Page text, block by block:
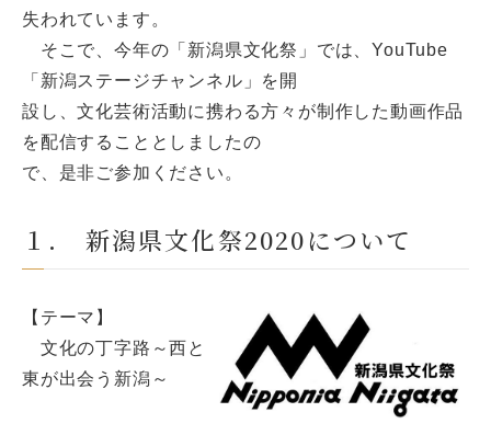
失われています。
そこで、今年の「新潟県文化祭」では、YouTube
「新潟ステージチャンネル」を開
設し、文化芸術活動に携わる方々が制作した動画作品
を配信することとしましたの
で、是非ご参加ください。
１. 新潟県文化祭2020について
【テーマ】
文化の丁字路～西と
東が出会う新潟～